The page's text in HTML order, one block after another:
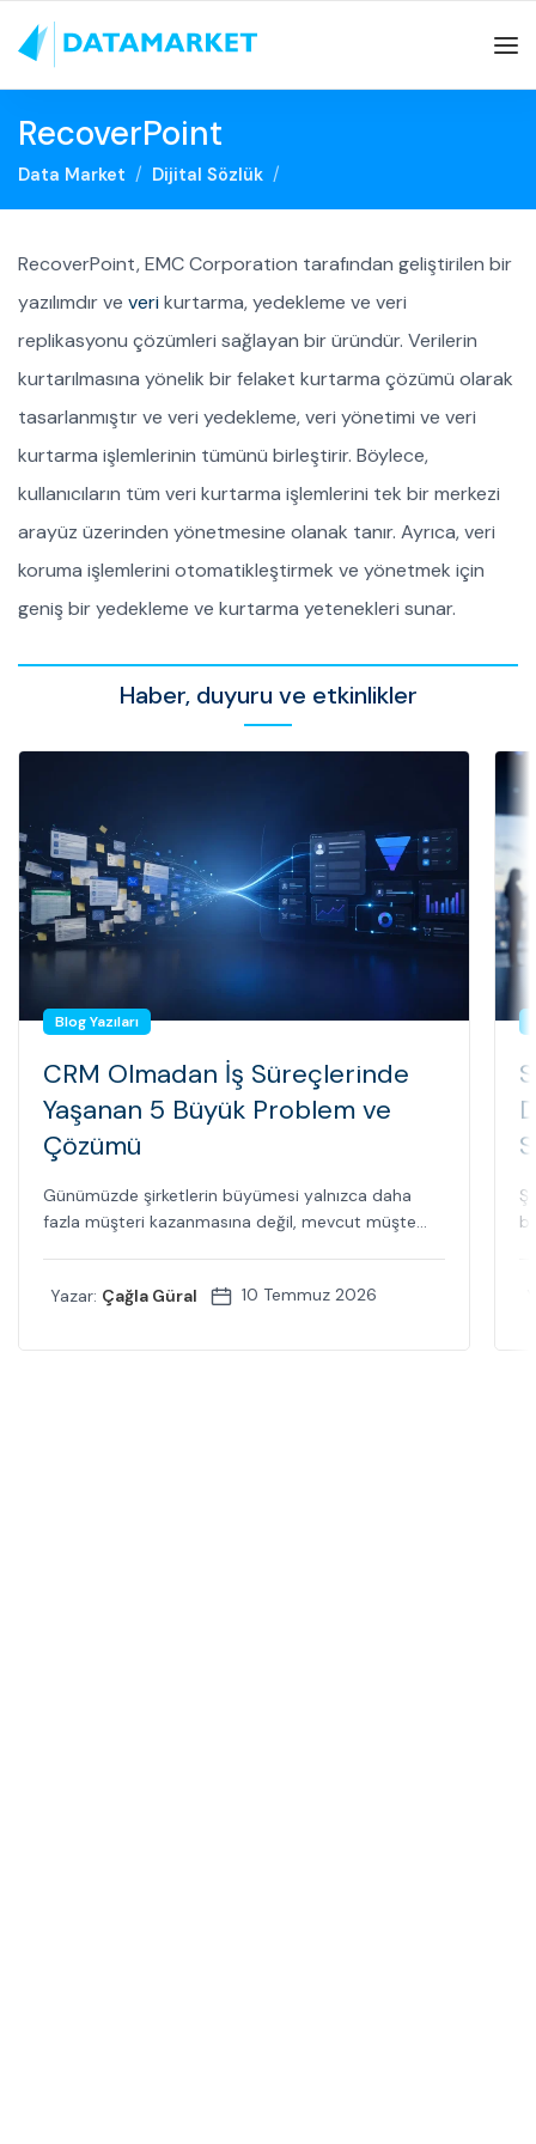
RecoverPoint
Data Market Dijital Sözlük
RecoverPoint, EMC Corporation tarafından geliştirilen bir
yazılımdır ve verikurtarma, yedekleme ve veri
replikasyonu çözümleri sağlayan bir üründür. Verilerin
kurtarılmasına yönelik bir felaket kurtarma çözümü olarak
tasarlanmıştır ve veri yedekleme, veri yönetimi ve veri
kurtarma işlemlerinin tümünü birleştirir. Böylece,
kullanıcıların tüm veri kurtarma işlemlerini tek bir merkezi
arayüz üzerinden yönetmesine olanak tanır. Ayrıca, veri
koruma işlemlerini otomatikleştirmek ve yönetmek için
geniş bir yedekleme ve kurtarma yetenekleri sunar.
Haber, duyuru ve etkinlikler
Blog Yazıları
CRM Olmadan İş Süreçlerinde
Yaşanan 5 Büyük Problem ve
Çözümü
Günümüzde şirketlerin büyümesi yalnızca daha
fazla müşteri kazanmasına değil, mevcut müşte...
Yazar: Çağla Güral 10 Temmuz 2026